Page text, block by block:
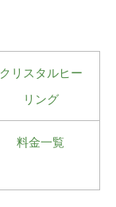
クリスタルヒー
リング
料金一覧